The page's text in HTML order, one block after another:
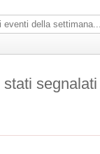
stati